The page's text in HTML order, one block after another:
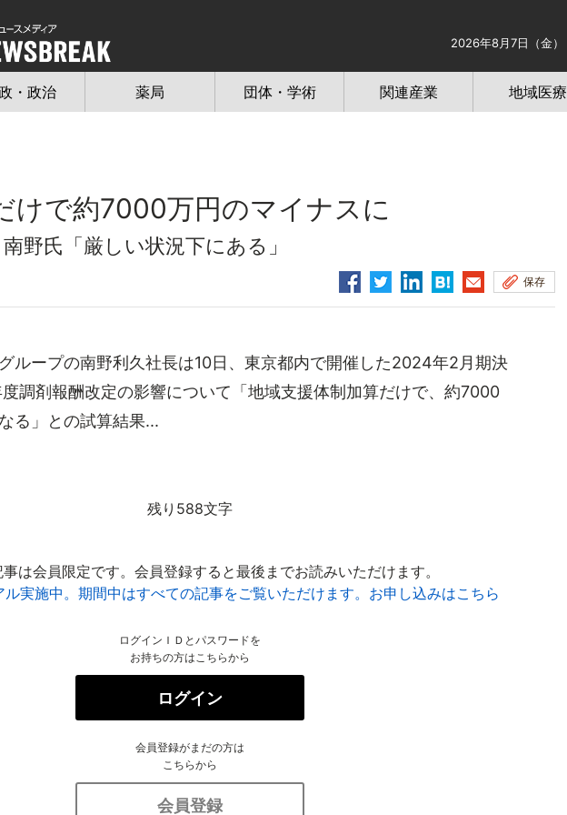
2026年8月7日（金）
・政治 薬局 団体・学術 関連産業 地域医療
けで約7000万円のマイナスに
野氏「厳しい状況下にある」
保存
ループの南野利久社長は10日、東京都内で開催した2024年2月期決
調剤報酬改定の影響について「地域支援体制加算だけで、約7000
る」との試算結果...
残り588文字
事は会員限定です。会員登録すると最後までお読みいただけます。
実施中。期間中はすべての記事をご覧いただけます。お申し込みはこちら
ログインＩＤとパスワードを
お持ちの方はこちらから
ログイン
会員登録がまだの方は
こちらから
会員登録